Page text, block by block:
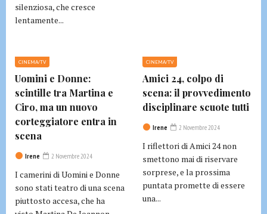
silenziosa, che cresce
lentamente...
CINEMA/TV
Uomini e Donne:
scintille tra Martina e
Ciro, ma un nuovo
corteggiatore entra in
scena
Irene 2 Novembre 2024
I camerini di Uomini e Donne
sono stati teatro di una scena
piuttosto accesa, che ha
CINEMA/TV
Amici 24, colpo di
scena: il provvedimento
disciplinare scuote tutti
Irene 2 Novembre 2024
I riflettori di Amici 24 non
smettono mai di riservare
sorprese, e la prossima
puntata promette di essere
una...